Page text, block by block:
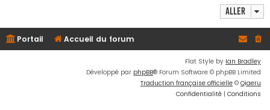
Aller
Portail Accueil du forum
Flat Style by Ian Bradley
Développé par phpBB® Forum Software © phpBB Limited
Traduction française officielle © Qiaeru
Confidentialité | Conditions